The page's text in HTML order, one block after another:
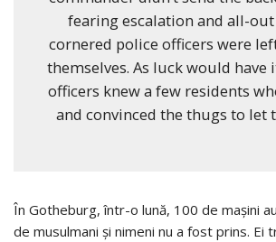
fearing escalation and all-out
cornered police officers were
themselves. As luck would have
officers knew a few residents
and convinced the thugs to let
În Gotheburg, într-o lună, 100 de maşini
de musulmani şi nimeni nu a fost prins. Ei